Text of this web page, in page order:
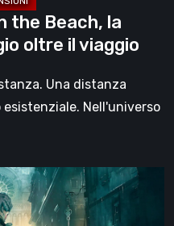
the Beach, la
oltre il viaggio
Una distanza
Nell'universo